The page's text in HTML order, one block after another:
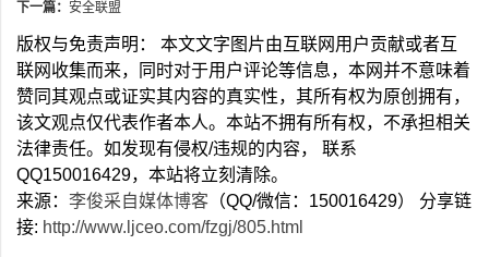
下一篇： 安全联盟
版权与免责声明： 本文文字图片由互联网用户贡献或者互
联网收集而来，同时对于用户评论等信息，本网并不意味着
赞同其观点或证实其内容的真实性，其所有权为原创拥有，
该文观点仅代表作者本人。本站不拥有所有权，不承担相关
法律责任。如发现有侵权/违规的内容， 联系
QQ150016429，本站将立刻清除。
来源： 李俊采自媒体博客 （QQ/微信：150016429） 分享链
接: http://www.ljceo.com/fzgj/805.html